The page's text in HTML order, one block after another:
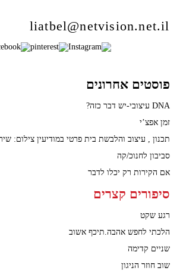
liatbel@netvision.net.il
פוסטים אחרונים
DNA עיצובי-יש דבר כזה?
זמן אפצ’י
תכנון , עיצוב והלבשת בית פרטי במודיעין צילום:
סביבון לחנוכ/קה
אם הקירות רק יכלו לדבר
סיפורים קצרים
רגע שקט
הלכתי לחפש אהבה.תיכף אשוב
שניים קדימה
שוב חוזר הניגון